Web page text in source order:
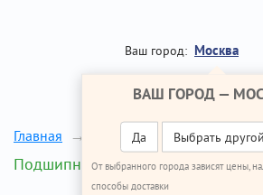
Ваш город: Москва
ВАШ ГОРОД —
Да Выбрать
От выбранного города зависят цены,
способы доставки
Главная Ремонт Опель Инсигния
Подшипник передней ступицы